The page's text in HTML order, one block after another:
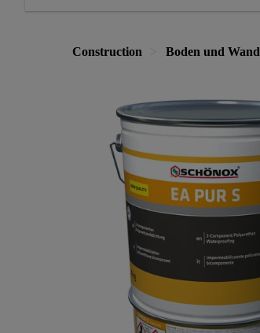
Construction Boden und Wand